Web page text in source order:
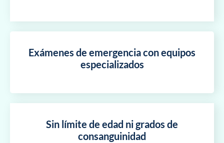
Exámenes de emergencia con equipos
especializados
Sin límite de edad ni grados de
consanguinidad